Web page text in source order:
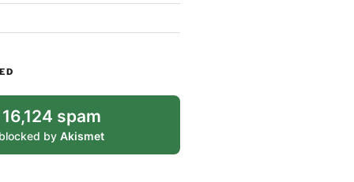
16,124 spam
byAkismet